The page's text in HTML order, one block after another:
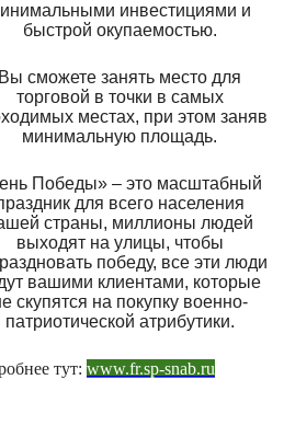
инвестициями и
быстрой окупаемостью.
Вы сможете занять место для
торговой в точки в самых
местах, при этом заняв
минимальную площадь.
Победы» – это масштабный
для всего населения
страны, миллионы людей
выходят на улицы, чтобы
победу, все эти люди
вашими клиентами, которые
скупятся на покупку военно-
патриотической атрибутики.
тут: www.fr.sp-snab.ru